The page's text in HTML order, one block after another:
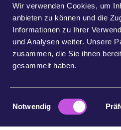
Wir verwenden Cookies, um
anbieten zu können und die
Informationen zu Ihrer
und Analysen weiter. Unsere
zusammen, die Sie ihnen
gesammelt haben.
Notwendig
europäische
der
Namen des